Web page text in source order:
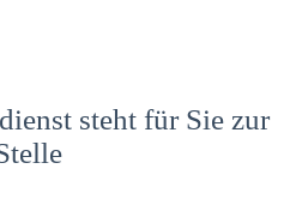
steht für Sie zur